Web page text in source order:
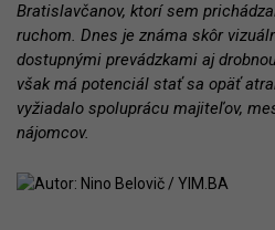
Bratislavčanov, ktorí sem
ruchom. Dnes je známa skôr
dostupnými prevádzkami aj
však má potenciál stať sa opäť
vyžiadalo spoluprácu majiteľov,
nájomcov.